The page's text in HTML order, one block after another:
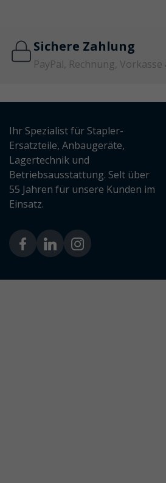
Sichere Zahlung
PayPal, Rechnung, Vorkasse
Ihr Spezialist für Stapler-
Ersatzteile, Anbaugeräte,
Lagertechnik und
Betriebsausstattung. Selt über
55 Jahren für unsere Kunden im
Einsatz.